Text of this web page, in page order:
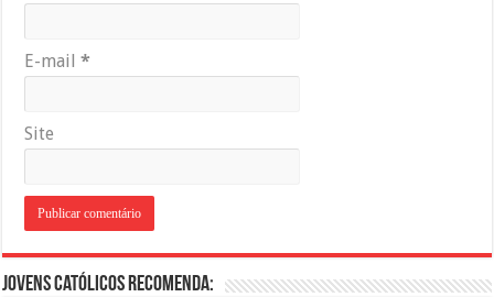
E-mail*
Site
Jovens Católicos Recomenda: